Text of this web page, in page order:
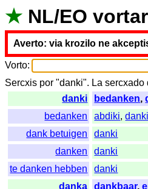
★ NL/EO
Averto: via krozilo ne
Vorto:
Sercxis por "danki". La sercxado
danki
bedanken,
bedanken
abdiki,danki
dank betuigen
danki
danken
danki
te danken hebben
danki
danka
dankbaar,